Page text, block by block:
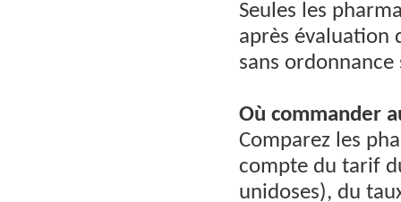
Seules les
après évaluation
sans
Où commander
Comparez les
compte du tarif
unidoses), du